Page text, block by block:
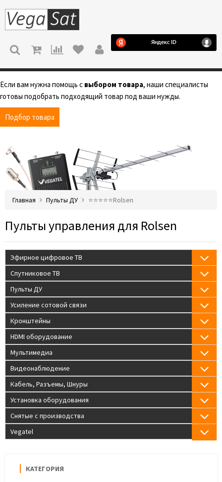
МЕНЮ
Если вам нужна помощь с выбором товара, наши специалисты
готовы подобрать подходящий товар под ваши нужды.
Подбор товара
Главная Пульты ДУ ⭐️⭐️⭐️⭐️⭐️Rolsen
Пульты управления для Rolsen
Эфирное цифровое ТВ
Спутниковое ТВ
Пульты ДУ
Усиление сотовой связи
Кронштейны
HDMI оборудование
Мультимедиа
Видеонаблюдение
Кабель, Разъемы, Шнуры
Установка оборудования
Снятые с производства
Vegatel
КАТЕГОРИЯ